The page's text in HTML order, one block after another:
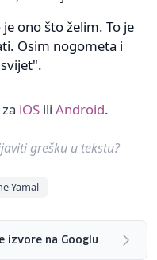
ono što želim. To je
Osim nogometa i
iOS ili Android.
grešku u tekstu?
Yamal
izvore na Googlu